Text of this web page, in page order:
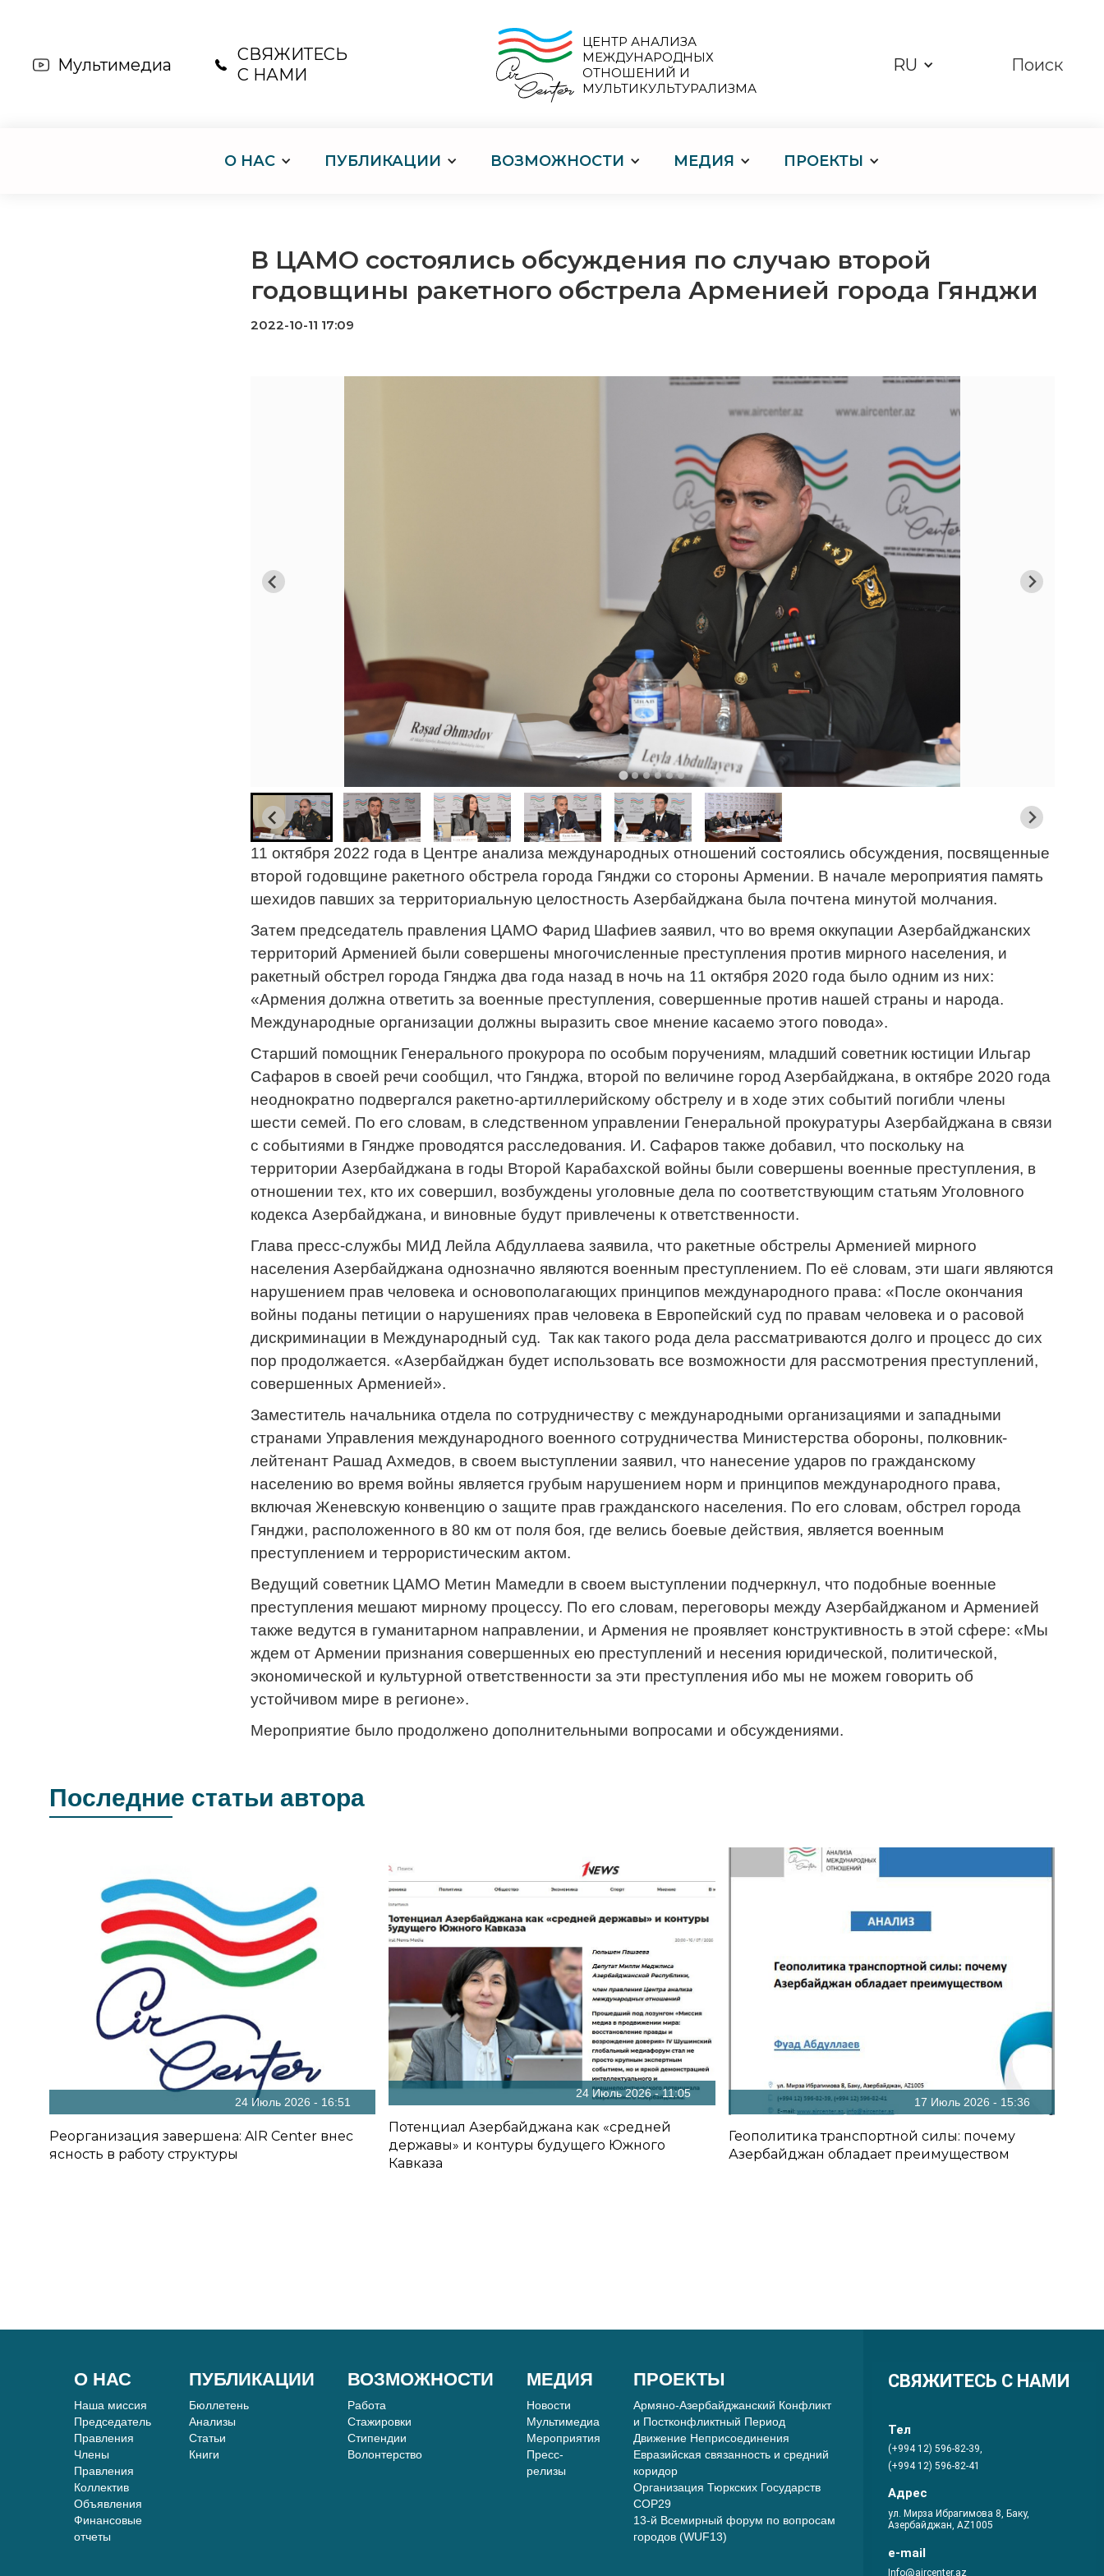
Мультимедиа
СВЯЖИТЕСЬ
С НАМИ
ЦЕНТР АНАЛИЗА
МЕЖДУНАРОДНЫХ
ОТНОШЕНИЙ И
МУЛЬТИКУЛЬТУРАЛИЗМА
RU Поиск
О НАС ПУБЛИКАЦИИ ВОЗМОЖНОСТИ МЕДИЯ ПРОЕКТЫ
В ЦАМО состоялись обсуждения по случаю второй
годовщины ракетного обстрела Арменией города Гянджи
2022-10-11 17:09
11 октября 2022 года в Центре анализа международных отношений состоялись обсуждения, посвященные
второй годовщине ракетного обстрела города Гянджи со стороны Армении. В начале мероприятия память
шехидов павших за территориальную целостность Азербайджана была почтена минутой молчания.
Затем председатель правления ЦАМО Фарид Шафиев заявил, что во время оккупации Азербайджанских
территорий Арменией были совершены многочисленные преступления против мирного населения, и
ракетный обстрел города Гянджа два года назад в ночь на 11 октября 2020 года было одним из них:
«Армения должна ответить за военные преступления, совершенные против нашей страны и народа.
Международные организации должны выразить свое мнение касаемо этого повода».
Старший помощник Генерального прокурора по особым поручениям, младший советник юстиции Ильгар
Сафаров в своей речи сообщил, что Гянджа, второй по величине город Азербайджана, в октябре 2020 года
неоднократно подвергался ракетно-артиллерийскому обстрелу и в ходе этих событий погибли члены
шести семей. По его словам, в следственном управлении Генеральной прокуратуры Азербайджана в связи
с событиями в Гяндже проводятся расследования. И. Сафаров также добавил, что поскольку на
территории Азербайджана в годы Второй Карабахской войны были совершены военные преступления, в
отношении тех, кто их совершил, возбуждены уголовные дела по соответствующим статьям Уголовного
кодекса Азербайджана, и виновные будут привлечены к ответственности.
Глава пресс-службы МИД Лейла Абдуллаева заявила, что ракетные обстрелы Арменией мирного
населения Азербайджана однозначно являются военным преступлением. По её словам, эти шаги являются
нарушением прав человека и основополагающих принципов международного права: «После окончания
войны поданы петиции о нарушениях прав человека в Европейский суд по правам человека и о расовой
дискриминации в Международный суд. Так как такого рода дела рассматриваются долго и процесс до сих
пор продолжается. «Азербайджан будет использовать все возможности для рассмотрения преступлений,
совершенных Арменией».
Заместитель начальника отдела по сотрудничеству с международными организациями и западными
странами Управления международного военного сотрудничества Министерства обороны, полковник-
лейтенант Рашад Ахмедов, в своем выступлении заявил, что нанесение ударов по гражданскому
населению во время войны является грубым нарушением норм и принципов международного права,
включая Женевскую конвенцию о защите прав гражданского населения. По его словам, обстрел города
Гянджи, расположенного в 80 км от поля боя, где велись боевые действия, является военным
преступлением и террористическим актом.
Ведущий советник ЦАМО Метин Мамедли в своем выступлении подчеркнул, что подобные военные
преступления мешают мирному процессу. По его словам, переговоры между Азербайджаном и Арменией
также ведутся в гуманитарном направлении, и Армения не проявляет конструктивность в этой сфере: «Мы
ждем от Армении признания совершенных ею преступлений и несения юридической, политической,
экономической и культурной ответственности за эти преступления ибо мы не можем говорить об
устойчивом мире в регионе».
Мероприятие было продолжено дополнительными вопросами и обсуждениями.
Последние статьи автора
24 Июль 2026 - 16:51
Реорганизация завершена: AIR Center внес
ясность в работу структуры
24 Июль 2026 - 11:05
Потенциал Азербайджана как «средней
державы» и контуры будущего Южного
Кавказа
17 Июль 2026 - 15:36
Геополитика транспортной силы: почему
Азербайджан обладает преимуществом
О НАС
Наша миссия
Председатель
Правления
Члены
Правления
Коллектив
Объявления
Финансовые
отчеты
ПУБЛИКАЦИИ
Бюллетень
Анализы
Статьи
Книги
ВОЗМОЖНОСТИ
Работа
Стажировки
Стипендии
Волонтерство
МЕДИЯ
Новости
Мультимедиа
Мероприятия
Пресс-
релизы
ПРОЕКТЫ
Армяно-Азербайджанский Конфликт
и Постконфликтный Период
Движение Неприсоединения
Евразийская связанность и средний
коридор
Организация Тюркских Государств
COP29
13-й Всемирный форум по вопросам
городов (WUF13)
СВЯЖИТЕСЬ С НАМИ
Тел
(+994 12) 596-82-39,
(+994 12) 596-82-41
Адрес
ул. Мирза Ибрагимова 8, Баку,
Азербайджан, AZ1005
e-mail
Info@aircenter.az